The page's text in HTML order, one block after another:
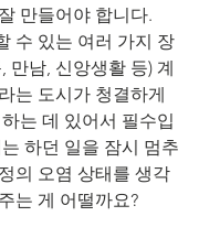
만들어야 합니다.
수 있는 여러 가지 장
만남, 신앙생활 등) 계
는 도시가 청결하게
는 데 있어서 필수입
하던 일을 잠시 멈추
의 오염 상태를 생각
는 게 어떨까요?